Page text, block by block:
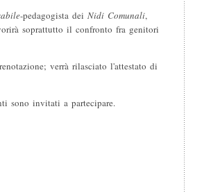
-pedagogista dei Nidi Comunali,
soprattutto il confronto fra genitori
verrà rilasciato l'attestato di
sono invitati a partecipare.